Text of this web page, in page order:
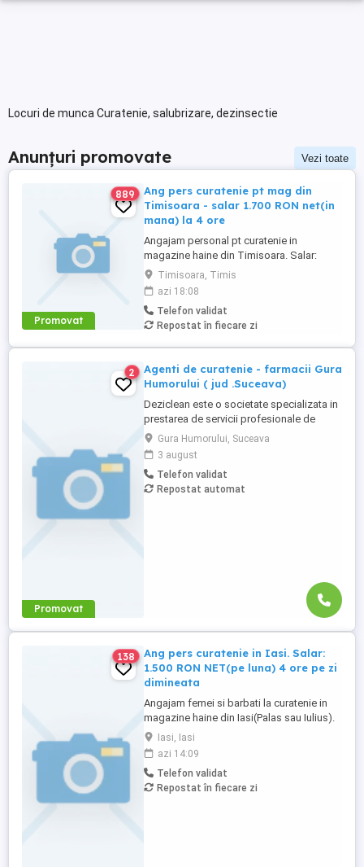
Locuri de munca Curatenie, salubrizare, dezinsectie
Anunțuri promovate Vezi toate
Promovat
889
Ang pers curatenie pt mag din
Timisoara - salar 1.700 RON net(in
mana) la 4 ore
Angajam personal pt curatenie in
magazine haine din Timisoara. Salar:
1.700 RON NET(in mana). Program lucru 4
ore(intre orele 7-11 sau 8-12 dimineata)
doar cu contract munca. Pot fi si studenti.
Solicitam si oferim seriozitate. Informatii
DOAR la telefon.
Timisoara, Timis
azi 18:08
Telefon validat
Repostat în fiecare zi
Promovat
2
Agenti de curatenie - farmacii Gura
Humorului ( jud .Suceava)
Deziclean este o societate specializata in
prestarea de servicii profesionale de
curatenie. Compania noastra asigura
servicii de curatenie in aproape toate
orasele mari din Romania. Suntem in
cautare de agenti de curatenie pentru
farmacii. Program part-time Atributii:
Gura Humorului, Suceava
3 august
Telefon validat
Repostat automat
138
Ang pers curatenie in Iasi. Salar:
1.500 RON NET(pe luna) 4 ore pe zi
dimineata
Angajam femei si barbati la curatenie in
magazine haine din Iasi(Palas sau Iulius).
Salar: 1.500 RON NET(in mana) pe luna.
Program lucru 4 ore dimineata doar cu
contract munca. Solicitam si oferim
seriozitate. Informatii doar la telefon.
Iasi, Iasi
azi 14:09
Telefon validat
Repostat în fiecare zi